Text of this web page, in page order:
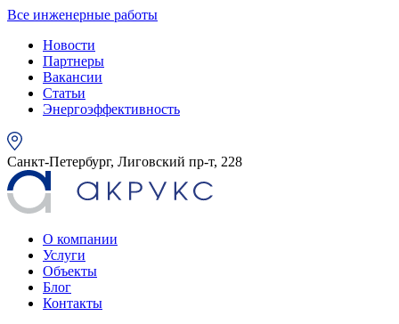
Все инженерные работы
Новости
Партнеры
Вакансии
Статьи
Энергоэффективность
Санкт-Петербург, Лиговский пр-т, 228
О компании
Услуги
Объекты
Блог
Контакты